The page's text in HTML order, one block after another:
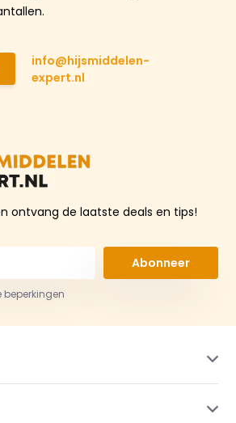
info@hijsmiddelen-
expert.nl
ontvang de laatste deals en tips!
Abonneer
beperkingen